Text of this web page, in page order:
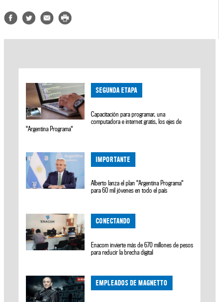
SEGUNDA ETAPA
Capacitación para programar, una
computadora e internet gratis, los ejes de
"Argentina Programa"
IMPORTANTE
Alberto lanza el plan "Argentina Programa"
para 60 mil jóvenes en todo el país
CONECTANDO
Enacom invierte más de 670 millones de pesos
para reducir la brecha digital
EMPLEADOS DE MAGNETTO